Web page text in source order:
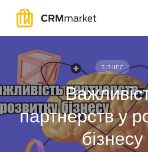
content
БІЗНЕС
партнерств у
бізнесу